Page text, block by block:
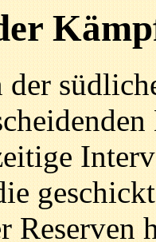
der
Reserven